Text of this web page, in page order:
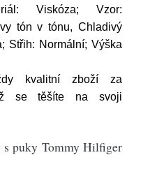
Viskóza; Vzor:
tón v tónu, Chladivý
Střih: Normální; Výška
kvalitní zboží za
se těšíte na svoji
puky Tommy Hilfiger